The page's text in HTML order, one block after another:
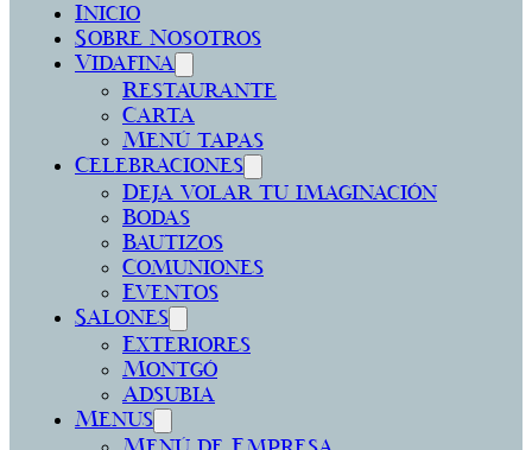
Inicio
Sobre Nosotros
Vidafina
Restaurante
Carta
Menú tapas
Celebraciones
Deja volar tu imaginación
Bodas
Bautizos
Comuniones
Eventos
Salones
Exteriores
Montgó
Adsubia
Menus